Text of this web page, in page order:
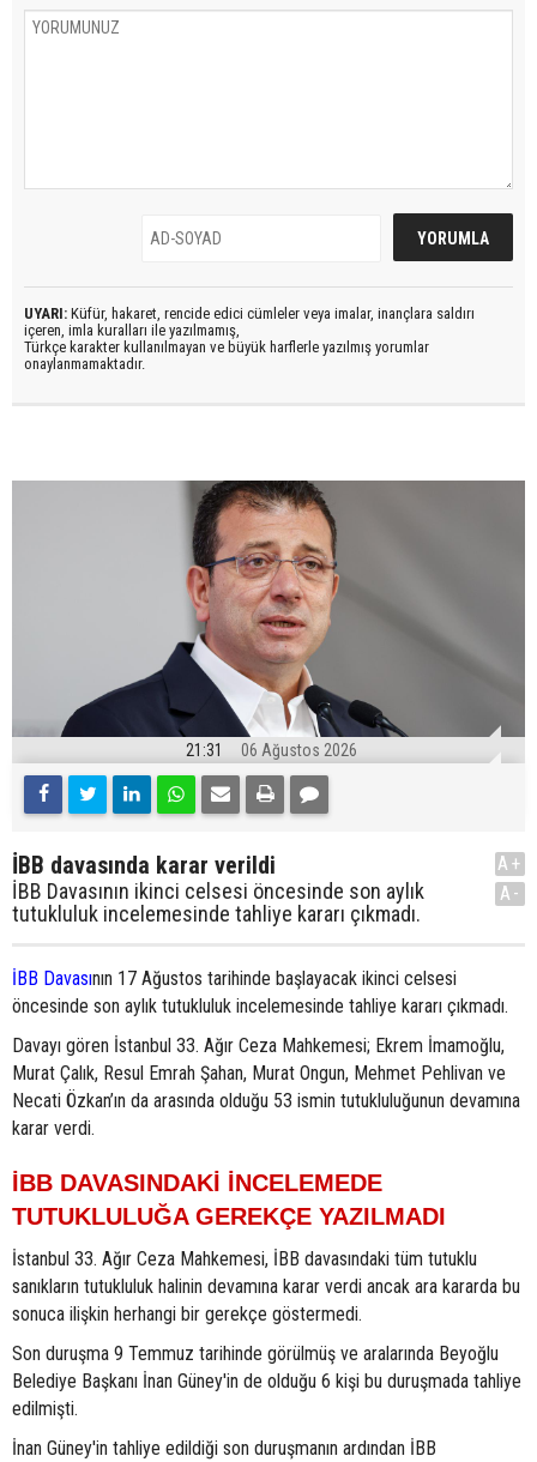
UYARI: Küfür, hakaret, rencide edici cümleler veya imalar, inançlara saldırı
içeren, imla kuralları ile yazılmamış,
Türkçe karakter kullanılmayan ve büyük harflerle yazılmış yorumlar
onaylanmamaktadır.
21:31 06 Ağustos 2026
İBB davasında karar verildi
İBB Davasının ikinci celsesi öncesinde son aylık
tutukluluk incelemesinde tahliye kararı çıkmadı.
A+
A-
İBB Davasının 17 Ağustos tarihinde başlayacak ikinci celsesi
öncesinde son aylık tutukluluk incelemesinde tahliye kararı çıkmadı.
Davayı gören İstanbul 33. Ağır Ceza Mahkemesi; Ekrem İmamoğlu,
Murat Çalık, Resul Emrah Şahan, Murat Ongun, Mehmet Pehlivan ve
Necati Özkan’ın da arasında olduğu 53 ismin tutukluluğunun devamına
karar verdi.
İBB DAVASINDAKİ İNCELEMEDE
TUTUKLULUĞA GEREKÇE YAZILMADI
İstanbul 33. Ağır Ceza Mahkemesi, İBB davasındaki tüm tutuklu
sanıkların tutukluluk halinin devamına karar verdi ancak ara kararda bu
sonuca ilişkin herhangi bir gerekçe göstermedi.
Son duruşma 9 Temmuz tarihinde görülmüş ve aralarında Beyoğlu
Belediye Başkanı İnan Güney'in de olduğu 6 kişi bu duruşmada tahliye
edilmişti.
İnan Güney'in tahliye edildiği son duruşmanın ardından İBB